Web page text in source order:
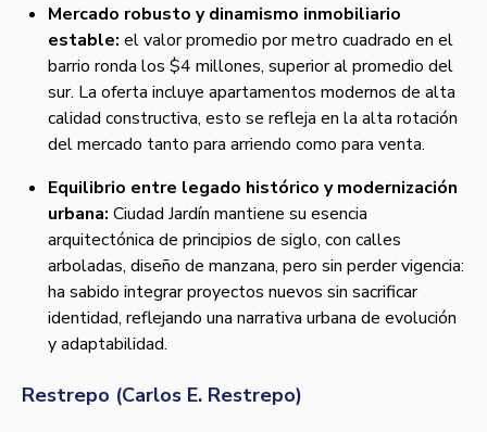
Mercado robusto y dinamismo inmobiliario
estable: el valor promedio por metro cuadrado en el
barrio ronda los $4 millones, superior al promedio del
sur. La oferta incluye apartamentos modernos de alta
calidad constructiva, esto se refleja en la alta rotación
del mercado tanto para arriendo como para venta.
Equilibrio entre legado histórico y modernización
urbana: Ciudad Jardín mantiene su esencia
arquitectónica de principios de siglo, con calles
arboladas, diseño de manzana, pero sin perder vigencia:
ha sabido integrar proyectos nuevos sin sacrificar
identidad, reflejando una narrativa urbana de evolución
y adaptabilidad.
Restrepo (Carlos E. Restrepo)